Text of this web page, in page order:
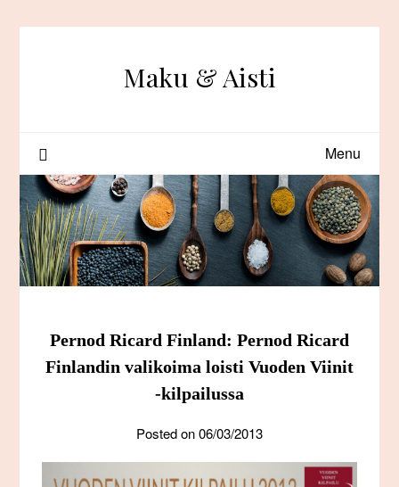
Maku & Aisti
Menu
Pernod Ricard Finland: Pernod Ricard
Finlandin valikoima loisti Vuoden Viinit
-kilpailussa
Posted on06/03/2013